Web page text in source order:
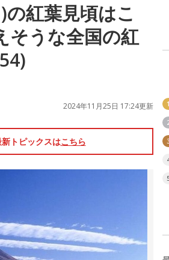
紅葉見頃はこ
そうな全国の紅
2024年11月25日 17:24更新
トピックスはこちら
1